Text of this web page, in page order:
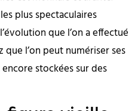
plus spectaculaires
que l’on a effectué
l’on peut numériser ses
stockées sur des